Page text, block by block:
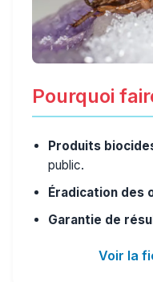
Pourquoi
Produits
public.
Éradication des
Garantie de
Voir la